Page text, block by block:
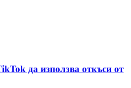
да използва откъси от